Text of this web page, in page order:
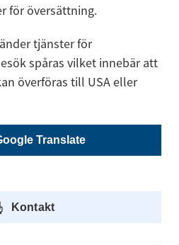
för översättning.
tjänster för
spåras vilket innebär att
överföras till USA eller
Translate
Kontakt